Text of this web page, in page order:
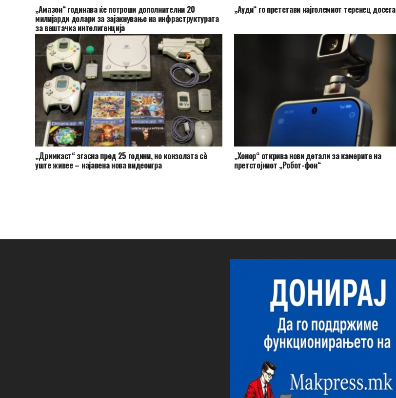
„Амазон“ годинава ќе потроши дополнителни 20
милијарди долари за зајакнување на инфраструктурата
за вештачка интелигенција
„Ауди“ го претстави најголемиот теренец досега
„Дримкаст“ згасна пред 25 години, но конзолата сè
уште живее – најавена нова видеоигра
„Хонор“ открива нови детали за камерите на
претстојниот „Робот-фон“